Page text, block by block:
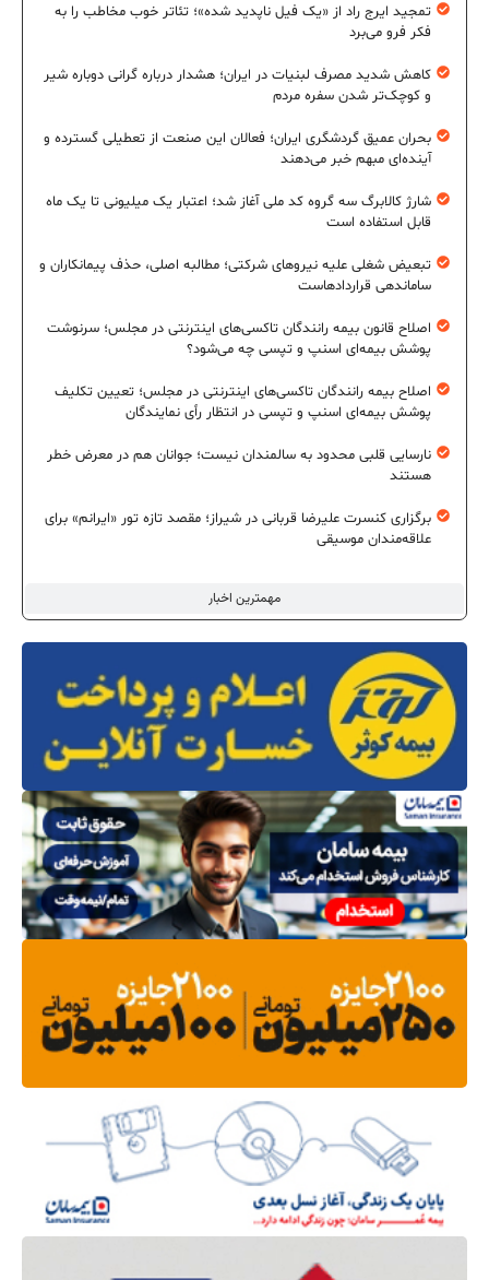
مهمترین اخبار
تمجید ایرج راد از «یک فیل ناپدید شده»؛ تئاتر خوب مخاطب را به
فکر فرو می‌برد
کاهش شدید مصرف لبنیات در ایران؛ هشدار درباره گرانی دوباره شیر
و کوچک‌تر شدن سفره مردم
بحران عمیق گردشگری ایران؛ فعالان این صنعت از تعطیلی گسترده و
آینده‌ای مبهم خبر می‌دهند
شارژ کالابرگ سه گروه کد ملی آغاز شد؛ اعتبار یک میلیونی تا یک ماه
قابل استفاده است
تبعیض شغلی علیه نیروهای شرکتی؛ مطالبه اصلی، حذف پیمانکاران و
ساماندهی قراردادهاست
اصلاح قانون بیمه رانندگان تاکسی‌های اینترنتی در مجلس؛ سرنوشت
پوشش بیمه‌ای اسنپ و تپسی چه می‌شود؟
اصلاح بیمه رانندگان تاکسی‌های اینترنتی در مجلس؛ تعیین تکلیف
پوشش بیمه‌ای اسنپ و تپسی در انتظار رأی نمایندگان
نارسایی قلبی محدود به سالمندان نیست؛ جوانان هم در معرض خطر
هستند
برگزاری کنسرت علیرضا قربانی در شیراز؛ مقصد تازه تور «ایرانم» برای
علاقه‌مندان موسیقی